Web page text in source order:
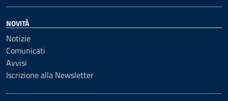
NOVITÀ
Notizie
Comunicati
Avvisi
Iscrizione alla Newsletter